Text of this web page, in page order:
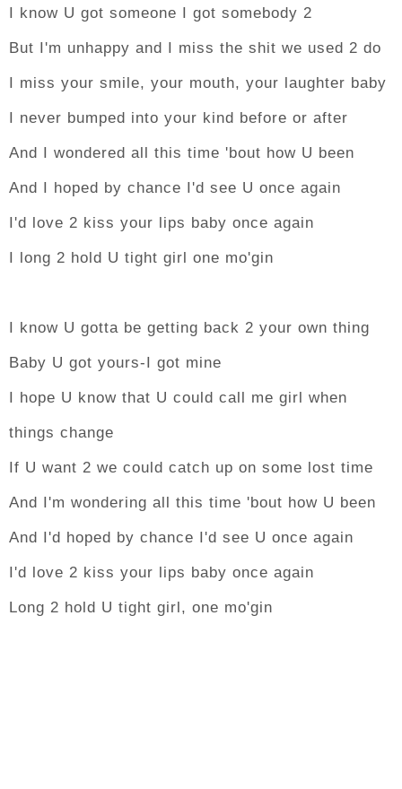
I know U got someone I got somebody 2
But I'm unhappy and I miss the shit we used 2 do
I miss your smile, your mouth, your laughter baby
I never bumped into your kind before or after
And I wondered all this time 'bout how U been
And I hoped by chance I'd see U once again
I'd love 2 kiss your lips baby once again
I long 2 hold U tight girl one mo'gin
I know U gotta be getting back 2 your own thing
Baby U got yours-I got mine
I hope U know that U could call me girl when
things change
If U want 2 we could catch up on some lost time
And I'm wondering all this time 'bout how U been
And I'd hoped by chance I'd see U once again
I'd love 2 kiss your lips baby once again
Long 2 hold U tight girl, one mo'gin